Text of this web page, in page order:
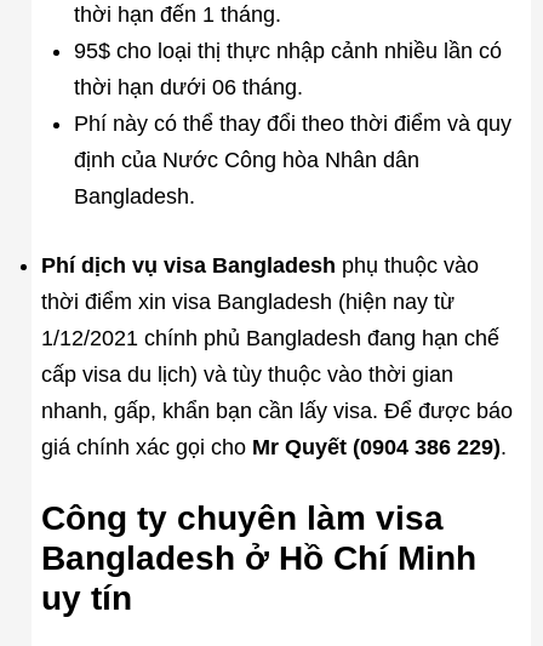
thời hạn đến 1 tháng.
95$ cho loại thị thực nhập cảnh nhiều lần có
thời hạn dưới 06 tháng.
Phí này có thể thay đổi theo thời điểm và quy
định của Nước Công hòa Nhân dân
Bangladesh.
Phí dịch vụ visa Bangladesh phụ thuộc vào
thời điểm xin visa Bangladesh (hiện nay từ
1/12/2021 chính phủ Bangladesh đang hạn chế
cấp visa du lịch) và tùy thuộc vào thời gian
nhanh, gấp, khẩn bạn cần lấy visa. Để được báo
giá chính xác gọi cho Mr Quyết (0904 386 229).
Công ty chuyên làm visa
Bangladesh ở Hồ Chí Minh
uy tín